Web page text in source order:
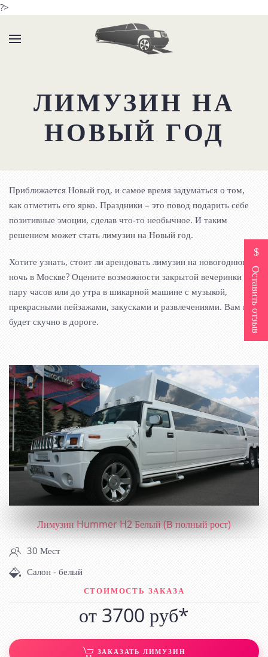
?>
ЛИМУЗИН НА
НОВЫЙ ГОД
Приближается Новый год, и самое время задуматься о том,
как отметить его ярко. Праздники – это повод подарить себе
позитивные эмоции, сделав что-то необычное. И таким
решением может стать лимузин на Новый год.
Хотите узнать, стоит ли арендовать лимузин на новогоднюю
ночь в Москве? Оцените возможности закрытой вечеринки на
пару часов или до утра в шикарной машине с музыкой,
прекрасными пейзажами, закусками и развлечениями. Вам не
будет скучно в дороге.
ЛИМУЗИН HUMMER H2 БЕЛЫЙ (В ПОЛНЫЙ РОСТ)
Лимузин Hummer H2 Белый (В полный рост)
30 Мест
Салон - белый
СТОИМОСТЬ ЗАКАЗА
от 3700 руб*
ЗАКАЗАТЬ ЛИМУЗИН
Оставить отзыв